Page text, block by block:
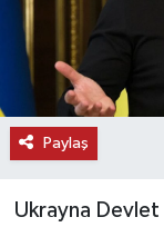
Paylaş
Ukrayna Devlet
SPOR
TEKNOLOJİ
TİCARET
YAŞAM